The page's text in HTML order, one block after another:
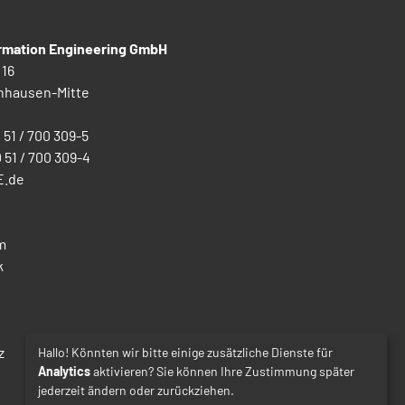
Engineering GmbH
Mitte
51 / 700 309-5
51 / 700 309-4
Hallo! Könnten wir bitte einige zusätzliche Dienste für
Analyticsaktivieren? Sie können Ihre Zustimmung später
jederzeit ändern oder zurückziehen.